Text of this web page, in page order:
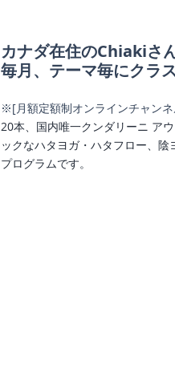
カナダ在住のChiakiさ
毎月、テーマ毎にクラ
※[月額定額制オンラインチャン
20本、国内唯一クンダリーニ ア
ックなハタヨガ・ハタフロー、
プログラムです。